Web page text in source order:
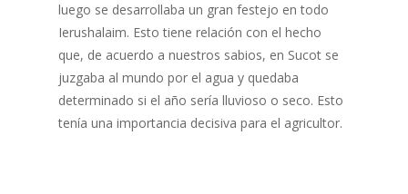
luego se desarrollaba un gran festejo en todo
Ierushalaim. Esto tiene relación con el hecho
que, de acuerdo a nuestros sabios, en Sucot se
juzgaba al mundo por el agua y quedaba
determinado si el año sería lluvioso o seco. Esto
tenía una importancia decisiva para el agricultor.